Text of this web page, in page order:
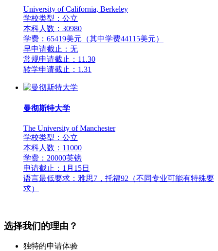
University of California, Berkeley
学校类型：公立
本科人数：30980
学费：65419美元（其中学费44115美元）
早申请截止：无
常规申请截止：11.30
转学申请截止：1.31
曼彻斯特大学
The University of Manchester
学校类型：公立
本科人数：11000
学费：20000英镑
申请截止：1月15日
语言最低要求：雅思7，托福92（不同专业可能有特殊要
求）
选择我们的理由？
独特的申请体验